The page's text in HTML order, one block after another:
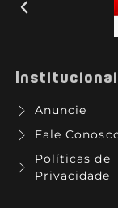
Institucional
Anuncie
Fale
Políticas de
Privacidade